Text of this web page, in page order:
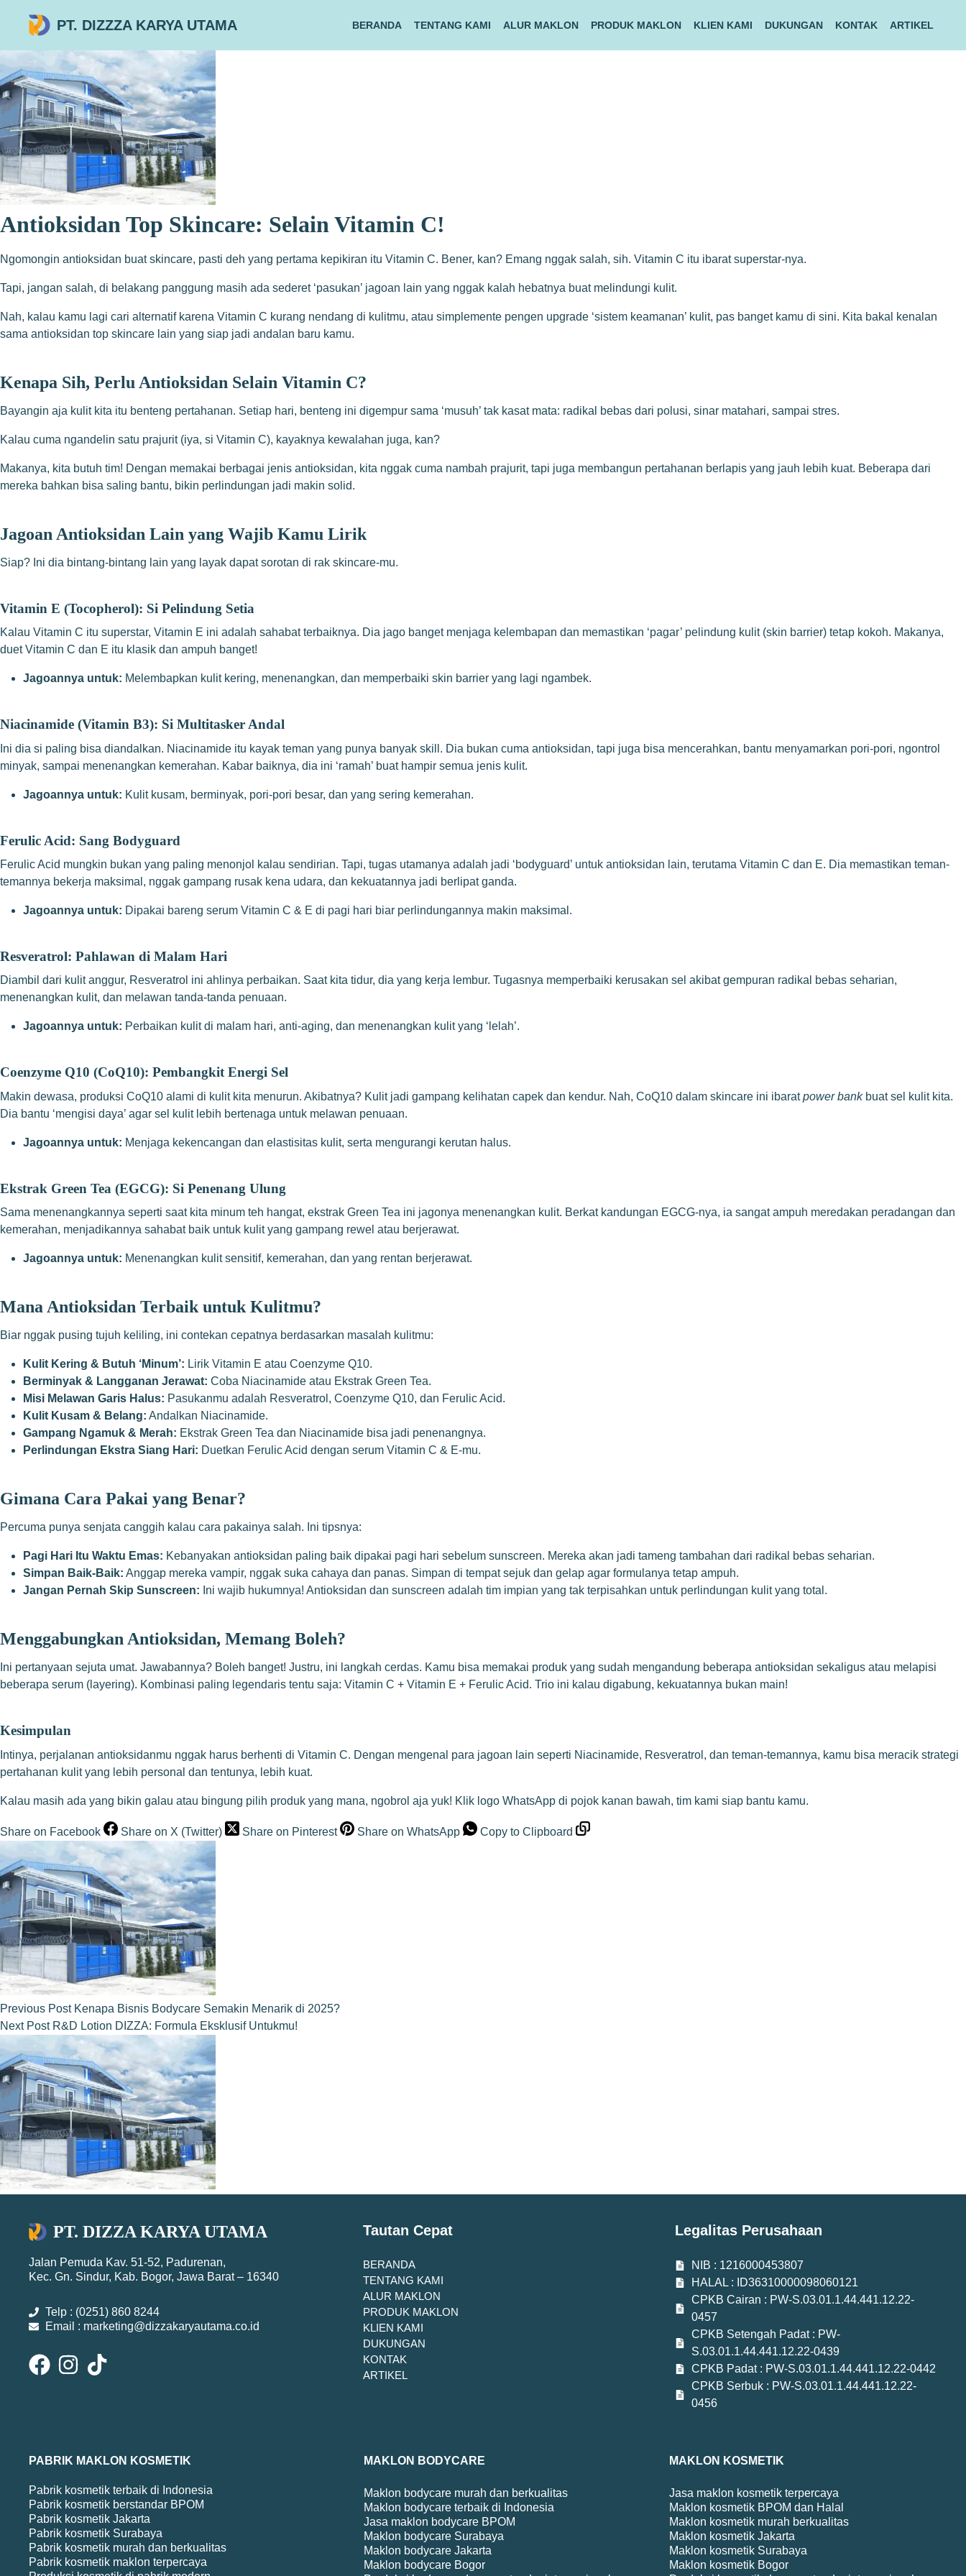
PT. DIZZZA KARYA UTAMA BERANDA TENTANG KAMI ALUR MAKLON PRODUK MAKLON KLIEN KAMI DUKUNGAN KONTAK ARTIKEL
Antioksidan Top Skincare: Selain Vitamin C!
Ngomongin antioksidan buat skincare, pasti deh yang pertama kepikiran itu Vitamin C. Bener, kan? Emang nggak salah, sih. Vitamin C itu ibarat superstar-nya.
Tapi, jangan salah, di belakang panggung masih ada sederet ‘pasukan’ jagoan lain yang nggak kalah hebatnya buat melindungi kulit.
Nah, kalau kamu lagi cari alternatif karena Vitamin C kurang nendang di kulitmu, atau simplemente pengen upgrade ‘sistem keamanan’ kulit, pas banget kamu di sini. Kita bakal kenalan
sama antioksidan top skincare lain yang siap jadi andalan baru kamu.
Kenapa Sih, Perlu Antioksidan Selain Vitamin C?
Bayangin aja kulit kita itu benteng pertahanan. Setiap hari, benteng ini digempur sama ‘musuh’ tak kasat mata: radikal bebas dari polusi, sinar matahari, sampai stres.
Kalau cuma ngandelin satu prajurit (iya, si Vitamin C), kayaknya kewalahan juga, kan?
Makanya, kita butuh tim! Dengan memakai berbagai jenis antioksidan, kita nggak cuma nambah prajurit, tapi juga membangun pertahanan berlapis yang jauh lebih kuat. Beberapa dari
mereka bahkan bisa saling bantu, bikin perlindungan jadi makin solid.
Jagoan Antioksidan Lain yang Wajib Kamu Lirik
Siap? Ini dia bintang-bintang lain yang layak dapat sorotan di rak skincare-mu.
Vitamin E (Tocopherol): Si Pelindung Setia
Kalau Vitamin C itu superstar, Vitamin E ini adalah sahabat terbaiknya. Dia jago banget menjaga kelembapan dan memastikan ‘pagar’ pelindung kulit (skin barrier) tetap kokoh. Makanya,
duet Vitamin C dan E itu klasik dan ampuh banget!
Jagoannya untuk: Melembapkan kulit kering, menenangkan, dan memperbaiki skin barrier yang lagi ngambek.
Niacinamide (Vitamin B3): Si Multitasker Andal
Ini dia si paling bisa diandalkan. Niacinamide itu kayak teman yang punya banyak skill. Dia bukan cuma antioksidan, tapi juga bisa mencerahkan, bantu menyamarkan pori-pori, ngontrol
minyak, sampai menenangkan kemerahan. Kabar baiknya, dia ini ‘ramah’ buat hampir semua jenis kulit.
Jagoannya untuk: Kulit kusam, berminyak, pori-pori besar, dan yang sering kemerahan.
Ferulic Acid: Sang Bodyguard
Ferulic Acid mungkin bukan yang paling menonjol kalau sendirian. Tapi, tugas utamanya adalah jadi ‘bodyguard’ untuk antioksidan lain, terutama Vitamin C dan E. Dia memastikan teman-
temannya bekerja maksimal, nggak gampang rusak kena udara, dan kekuatannya jadi berlipat ganda.
Jagoannya untuk: Dipakai bareng serum Vitamin C & E di pagi hari biar perlindungannya makin maksimal.
Resveratrol: Pahlawan di Malam Hari
Diambil dari kulit anggur, Resveratrol ini ahlinya perbaikan. Saat kita tidur, dia yang kerja lembur. Tugasnya memperbaiki kerusakan sel akibat gempuran radikal bebas seharian,
menenangkan kulit, dan melawan tanda-tanda penuaan.
Jagoannya untuk: Perbaikan kulit di malam hari, anti-aging, dan menenangkan kulit yang ‘lelah’.
Coenzyme Q10 (CoQ10): Pembangkit Energi Sel
Makin dewasa, produksi CoQ10 alami di kulit kita menurun. Akibatnya? Kulit jadi gampang kelihatan capek dan kendur. Nah, CoQ10 dalam skincare ini ibaratpower bankbuat sel kulit kita.
Dia bantu ‘mengisi daya’ agar sel kulit lebih bertenaga untuk melawan penuaan.
Jagoannya untuk: Menjaga kekencangan dan elastisitas kulit, serta mengurangi kerutan halus.
Ekstrak Green Tea (EGCG): Si Penenang Ulung
Sama menenangkannya seperti saat kita minum teh hangat, ekstrak Green Tea ini jagonya menenangkan kulit. Berkat kandungan EGCG-nya, ia sangat ampuh meredakan peradangan dan
kemerahan, menjadikannya sahabat baik untuk kulit yang gampang rewel atau berjerawat.
Jagoannya untuk: Menenangkan kulit sensitif, kemerahan, dan yang rentan berjerawat.
Mana Antioksidan Terbaik untuk Kulitmu?
Biar nggak pusing tujuh keliling, ini contekan cepatnya berdasarkan masalah kulitmu:
Kulit Kering & Butuh ‘Minum’: Lirik Vitamin E atau Coenzyme Q10.
Berminyak & Langganan Jerawat: Coba Niacinamide atau Ekstrak Green Tea.
Misi Melawan Garis Halus: Pasukanmu adalah Resveratrol, Coenzyme Q10, dan Ferulic Acid.
Kulit Kusam & Belang: Andalkan Niacinamide.
Gampang Ngamuk & Merah: Ekstrak Green Tea dan Niacinamide bisa jadi penenangnya.
Perlindungan Ekstra Siang Hari: Duetkan Ferulic Acid dengan serum Vitamin C & E-mu.
Gimana Cara Pakai yang Benar?
Percuma punya senjata canggih kalau cara pakainya salah. Ini tipsnya:
Pagi Hari Itu Waktu Emas: Kebanyakan antioksidan paling baik dipakai pagi hari sebelum sunscreen. Mereka akan jadi tameng tambahan dari radikal bebas seharian.
Simpan Baik-Baik: Anggap mereka vampir, nggak suka cahaya dan panas. Simpan di tempat sejuk dan gelap agar formulanya tetap ampuh.
Jangan Pernah Skip Sunscreen: Ini wajib hukumnya! Antioksidan dan sunscreen adalah tim impian yang tak terpisahkan untuk perlindungan kulit yang total.
Menggabungkan Antioksidan, Memang Boleh?
Ini pertanyaan sejuta umat. Jawabannya? Boleh banget! Justru, ini langkah cerdas. Kamu bisa memakai produk yang sudah mengandung beberapa antioksidan sekaligus atau melapisi
beberapa serum (layering). Kombinasi paling legendaris tentu saja: Vitamin C + Vitamin E + Ferulic Acid. Trio ini kalau digabung, kekuatannya bukan main!
Kesimpulan
Intinya, perjalanan antioksidanmu nggak harus berhenti di Vitamin C. Dengan mengenal para jagoan lain seperti Niacinamide, Resveratrol, dan teman-temannya, kamu bisa meracik strategi
pertahanan kulit yang lebih personal dan tentunya, lebih kuat.
Kalau masih ada yang bikin galau atau bingung pilih produk yang mana, ngobrol aja yuk! Klik logo WhatsApp di pojok kanan bawah, tim kami siap bantu kamu.
Share on Facebook Share on X (Twitter) Share on Pinterest Share on WhatsApp Copy to Clipboard
Previous Post Kenapa Bisnis Bodycare Semakin Menarik di 2025?
Next Post R&D Lotion DIZZA: Formula Eksklusif Untukmu!
PT. DIZZA KARYA UTAMA
Jalan Pemuda Kav. 51-52, Padurenan,
Kec. Gn. Sindur, Kab. Bogor, Jawa Barat – 16340
Telp : (0251) 860 8244
Email : marketing@dizzakaryautama.co.id
Tautan Cepat
BERANDA
TENTANG KAMI
ALUR MAKLON
PRODUK MAKLON
KLIEN KAMI
DUKUNGAN
KONTAK
ARTIKEL
Legalitas Perusahaan
NIB : 1216000453807
HALAL : ID36310000098060121
CPKB Cairan : PW-S.03.01.1.44.441.12.22-
0457
CPKB Setengah Padat : PW-
S.03.01.1.44.441.12.22-0439
CPKB Padat : PW-S.03.01.1.44.441.12.22-0442
CPKB Serbuk : PW-S.03.01.1.44.441.12.22-
0456
PABRIK MAKLON KOSMETIK
Pabrik kosmetik terbaik di Indonesia
Pabrik kosmetik berstandar BPOM
Pabrik kosmetik Jakarta
Pabrik kosmetik Surabaya
Pabrik kosmetik murah dan berkualitas
Pabrik kosmetik maklon terpercaya
MAKLON BODYCARE
Maklon bodycare murah dan berkualitas
Maklon bodycare terbaik di Indonesia
Jasa maklon bodycare BPOM
Maklon bodycare Surabaya
Maklon bodycare Jakarta
Maklon bodycare Bogor
MAKLON KOSMETIK
Jasa maklon kosmetik terpercaya
Maklon kosmetik BPOM dan Halal
Maklon kosmetik murah berkualitas
Maklon kosmetik Jakarta
Maklon kosmetik Surabaya
Maklon kosmetik Bogor